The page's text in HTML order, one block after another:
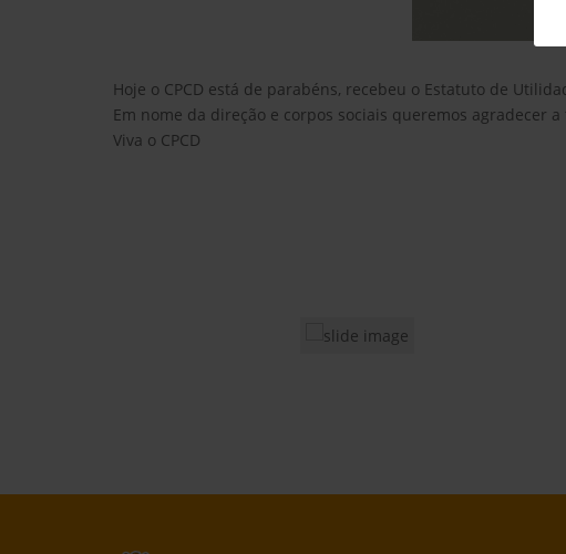
Hoje o CPCD está de parabéns, recebeu o Estatuto de
Em nome da direção e corpos sociais queremos agradecer
Viva o CPCD